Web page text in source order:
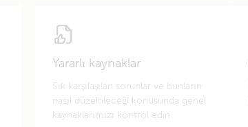
Yararlı kaynaklar
Sık karşılaşılan sorunlar ve bunların
nasıl düzeltileceği konusunda genel
kaynaklarımızı kontrol edin.